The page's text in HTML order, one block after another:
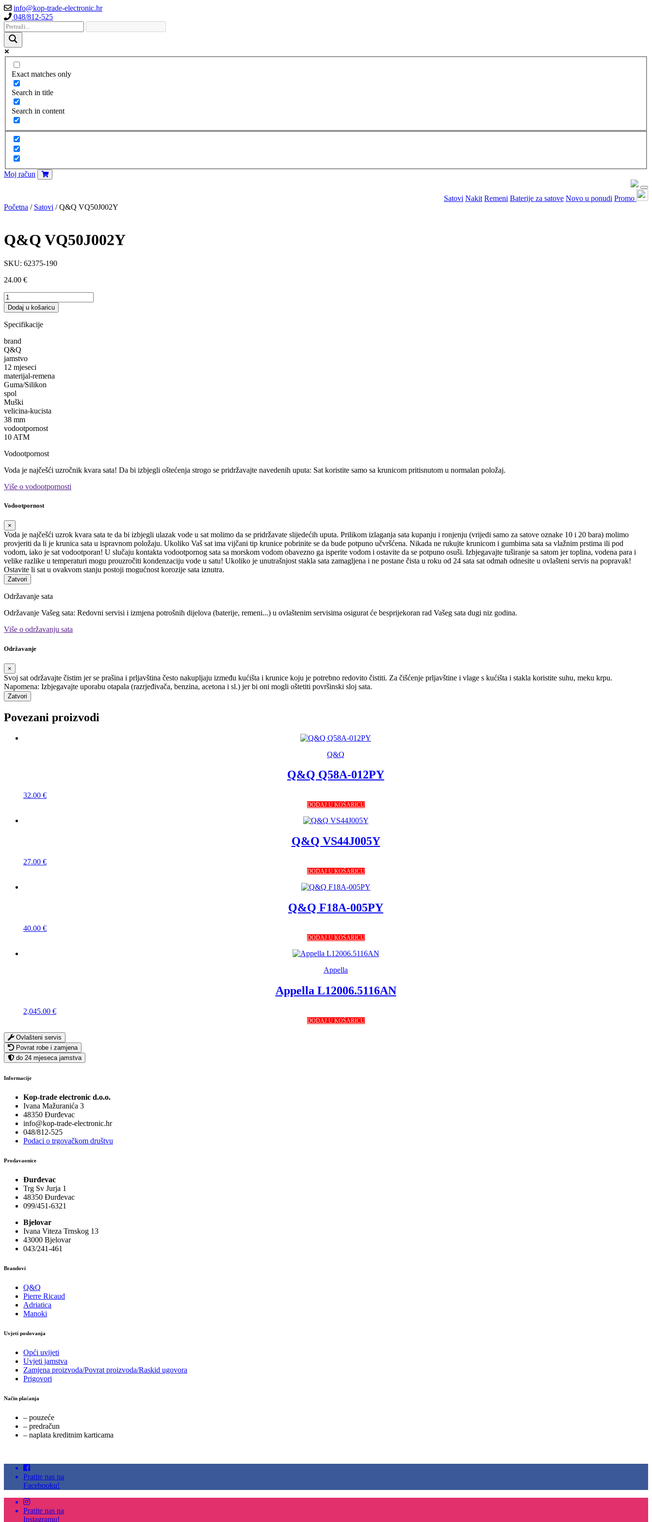
info@kop-trade-electronic.hr
048/812-525
Exact matches only
Search in title
Search in content
Moj račun
Satovi Nakit Remeni Baterije za satove Novo u ponudi Promo
Početna / Satovi / Q&Q VQ50J002Y
Q&Q VQ50J002Y
SKU: 62375-190
24.00 €
Q&Q
VQ50J002Y
količina
Dodaj u košaricu
Specifikacije
brand
Q&Q
jamstvo
12 mjeseci
materijal-remena
Guma/Silikon
spol
Muški
velicina-kucista
38 mm
vodootpornost
10 ATM
Vodootpornost
Voda je najčešći uzročnik kvara sata! Da bi izbjegli oštećenja strogo se pridržavajte navedenih uputa: Sat koristite samo sa krunicom pritisnutom u normalan položaj.
Više o vodootpornosti
Vodootpornost
×
Voda je najčešći uzrok kvara sata te da bi izbjegli ulazak vode u sat molimo da se pridržavate slijedećih uputa. Prilikom izlaganja sata kupanju i ronjenju (vrijedi samo za satove oznake 10 i 20 bara) molimo
provjeriti da li je krunica sata u ispravnom položaju. Ukoliko Vaš sat ima vijčani tip krunice pobrinite se da bude potpuno učvršćena. Nikada ne rukujte krunicom i gumbima sata sa vlažnim prstima ili pod
vodom, iako je sat vodootporan! U slučaju kontakta vodootpornog sata sa morskom vodom obavezno ga isperite vodom i ostavite da se potpuno osuši. Izbjegavajte tuširanje sa satom jer toplina, vodena para i
velike razlike u temperaturi mogu prouzročiti kondenzaciju vode u satu! Ukoliko je unutrašnjost stakla sata zamagljena i ne postane čista u roku od 24 sata sat odmah odnesite u ovlašteni servis na popravak!
Ostavite li sat u ovakvom stanju postoji mogućnost korozije sata iznutra.
Zatvori
Održavanje sata
Održavanje Vašeg sata: Redovni servisi i izmjena potrošnih dijelova (baterije, remeni...) u ovlaštenim servisima osigurat će besprijekoran rad Vašeg sata dugi niz godina.
Više o održavanju sata
Održavanje
×
Svoj sat održavajte čistim jer se prašina i prljavština često nakupljaju između kućišta i krunice koju je potrebno redovito čistiti. Za čišćenje prljavštine i vlage s kućišta i stakla koristite suhu, meku krpu.
Napomena: Izbjegavajte uporabu otapala (razrjeđivača, benzina, acetona i sl.) jer bi oni mogli oštetiti površinski sloj sata.
Zatvori
Povezani proizvodi
Q&Q
Q&Q Q58A-012PY
32.00 €
DODAJ U KOŠARICU
Q&Q VS44J005Y
27.00 €
DODAJ U KOŠARICU
Q&Q F18A-005PY
40.00 €
DODAJ U KOŠARICU
Appella
Appella L12006.5116AN
2,045.00 €
DODAJ U KOŠARICU
Ovlašteni servis
Povrat robe i zamjena
do 24 mjeseca jamstva
Informacije
Kop-trade electronic d.o.o.
Ivana Mažuranića 3
48350 Đurđevac
info@kop-trade-electronic.hr
048/812-525
Podaci o trgovačkom društvu
Prodavaonice
Đurđevac
Trg Sv Jurja 1
48350 Đurđevac
099/451-6321
Bjelovar
Ivana Viteza Trnskog 13
43000 Bjelovar
043/241-461
Brandovi
Q&Q
Pierre Ricaud
Adriatica
Manoki
Uvjeti poslovanja
Opći uvijeti
Uvjeti jamstva
Zamjena proizvoda/Povrat proizvoda/Raskid ugovora
Prigovori
Način plaćanja
– pouzeće
– predračun
– naplata kreditnim karticama
Pratite nas na
Facebooku!
Pratite nas na
Instagramu!